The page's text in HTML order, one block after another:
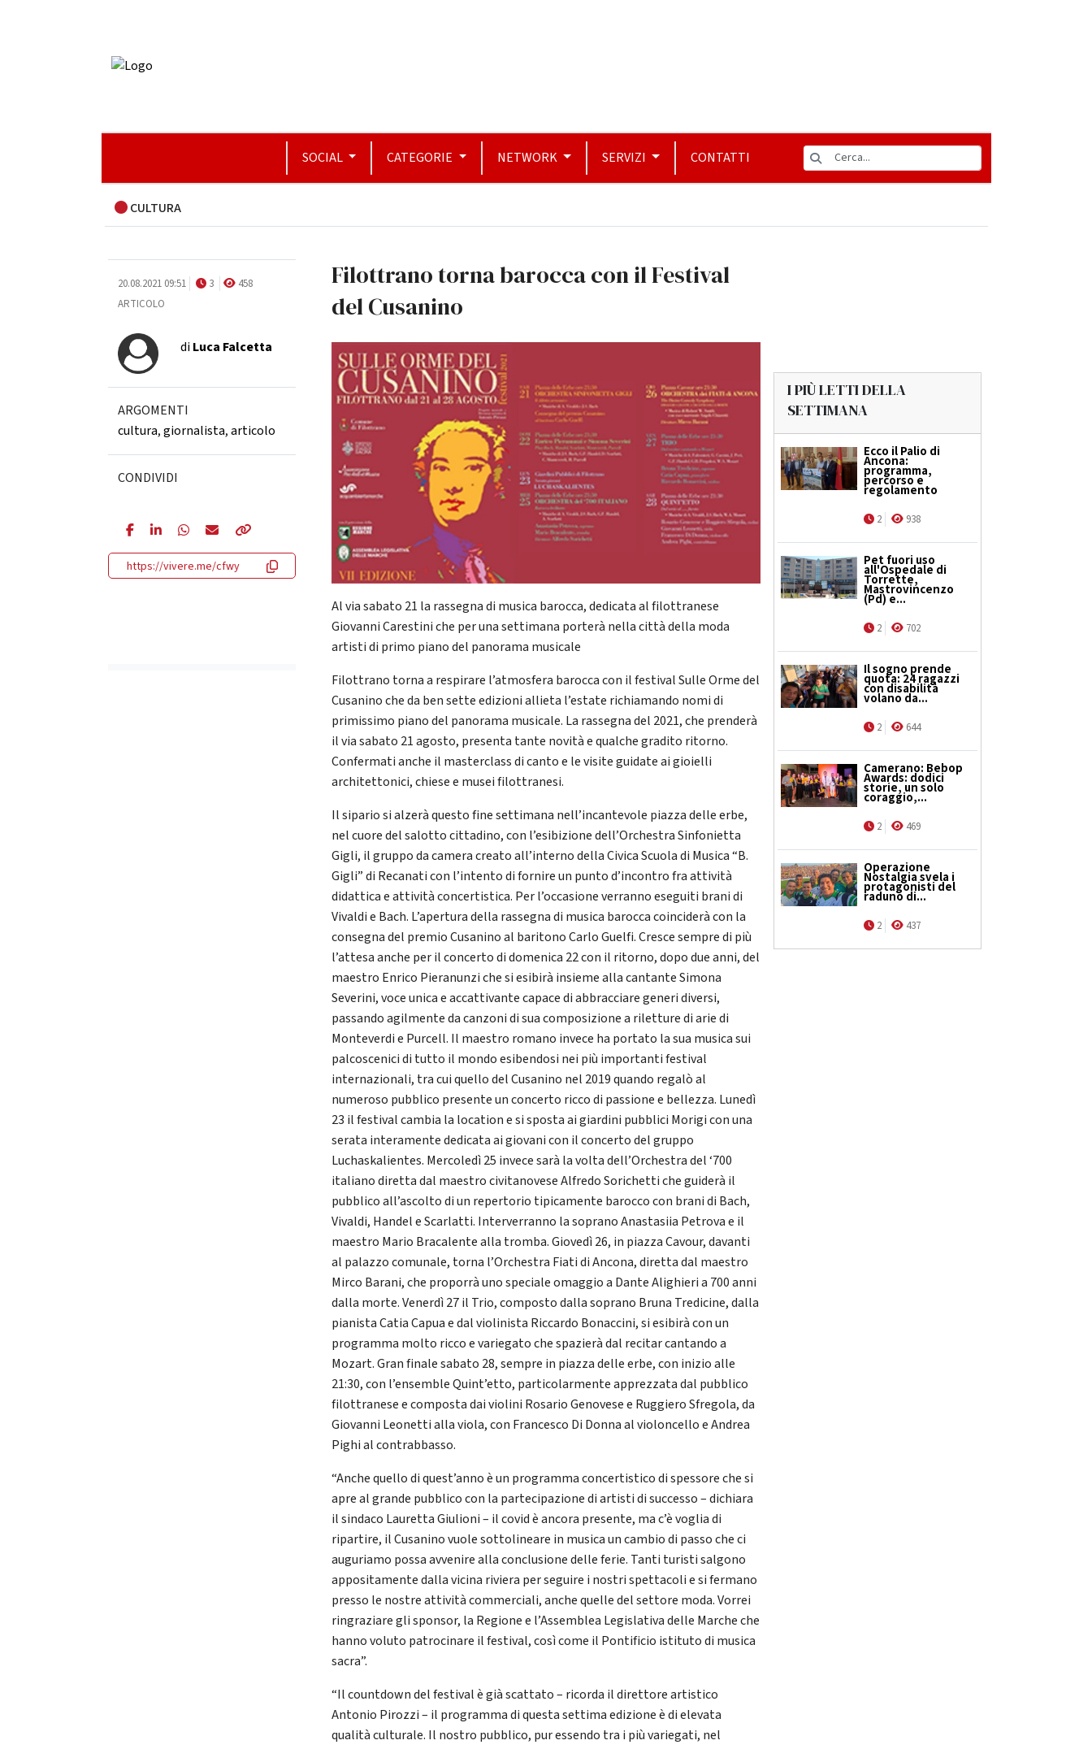
SOCIAL CATEGORIE NETWORK SERVIZI CONTATTI
CULTURA
20.08.2021 09:51 3
458
ARTICOLO
diLuca Falcetta
ARGOMENTI
cultura,giornalista,articolo
CONDIVIDI
https://vivere.me/cfwy
Filottrano torna barocca con il Festival
del Cusanino
Al via sabato 21 la rassegna di musica barocca, dedicata al filottranese
Giovanni Carestini che per una settimana porterà nella città della moda
artisti di primo piano del panorama musicale
Filottrano torna a respirare l’atmosfera barocca con il festival Sulle Orme del
Cusanino che da ben sette edizioni allieta l’estate richiamando nomi di
primissimo piano del panorama musicale. La rassegna del 2021, che prenderà
il via sabato 21 agosto, presenta tante novità e qualche gradito ritorno.
Confermati anche il masterclass di canto e le visite guidate ai gioielli
architettonici, chiese e musei filottranesi.
Il sipario si alzerà questo fine settimana nell’incantevole piazza delle erbe,
nel cuore del salotto cittadino, con l’esibizione dell’Orchestra Sinfonietta
Gigli, il gruppo da camera creato all’interno della Civica Scuola di Musica “B.
Gigli” di Recanati con l’intento di fornire un punto d’incontro fra attività
didattica e attività concertistica. Per l’occasione verranno eseguiti brani di
Vivaldi e Bach. L’apertura della rassegna di musica barocca coinciderà con la
consegna del premio Cusanino al baritono Carlo Guelfi. Cresce sempre di più
l’attesa anche per il concerto di domenica 22 con il ritorno, dopo due anni, del
maestro Enrico Pieranunzi che si esibirà insieme alla cantante Simona
Severini, voce unica e accattivante capace di abbracciare generi diversi,
passando agilmente da canzoni di sua composizione a riletture di arie di
Monteverdi e Purcell. Il maestro romano invece ha portato la sua musica sui
palcoscenici di tutto il mondo esibendosi nei più importanti festival
internazionali, tra cui quello del Cusanino nel 2019 quando regalò al
numeroso pubblico presente un concerto ricco di passione e bellezza. Lunedì
23 il festival cambia la location e si sposta ai giardini pubblici Morigi con una
serata interamente dedicata ai giovani con il concerto del gruppo
Luchaskalientes. Mercoledì 25 invece sarà la volta dell’Orchestra del ‘700
italiano diretta dal maestro civitanovese Alfredo Sorichetti che guiderà il
pubblico all’ascolto di un repertorio tipicamente barocco con brani di Bach,
Vivaldi, Handel e Scarlatti. Interverranno la soprano Anastasiia Petrova e il
maestro Mario Bracalente alla tromba. Giovedì 26, in piazza Cavour, davanti
al palazzo comunale, torna l’Orchestra Fiati di Ancona, diretta dal maestro
Mirco Barani, che proporrà uno speciale omaggio a Dante Alighieri a 700 anni
dalla morte. Venerdì 27 il Trio, composto dalla soprano Bruna Tredicine, dalla
pianista Catia Capua e dal violinista Riccardo Bonaccini, si esibirà con un
programma molto ricco e variegato che spazierà dal recitar cantando a
Mozart. Gran finale sabato 28, sempre in piazza delle erbe, con inizio alle
21:30, con l’ensemble Quint’etto, particolarmente apprezzata dal pubblico
filottranese e composta dai violini Rosario Genovese e Ruggiero Sfregola, da
Giovanni Leonetti alla viola, con Francesco Di Donna al violoncello e Andrea
Pighi al contrabbasso.
“Anche quello di quest’anno è un programma concertistico di spessore che si
apre al grande pubblico con la partecipazione di artisti di successo – dichiara
il sindaco Lauretta Giulioni – il covid è ancora presente, ma c’è voglia di
ripartire, il Cusanino vuole sottolineare in musica un cambio di passo che ci
auguriamo possa avvenire alla conclusione delle ferie. Tanti turisti salgono
appositamente dalla vicina riviera per seguire i nostri spettacoli e si fermano
presso le nostre attività commerciali, anche quelle del settore moda. Vorrei
ringraziare gli sponsor, la Regione e l’Assemblea Legislativa delle Marche che
hanno voluto patrocinare il festival, così come il Pontificio istituto di musica
sacra”.
“Il countdown del festival è già scattato – ricorda il direttore artistico
Antonio Pirozzi – il programma di questa settima edizione è di elevata
qualità culturale. Il nostro pubblico, pur essendo tra i più variegati, nel
I PIÙ LETTI DELLA
SETTIMANA
Ecco il Palio di
Ancona:
programma,
percorso e
regolamento
2 938
Pet fuori uso
all'Ospedale di
Torrette,
Mastrovincenzo
(Pd) e...
2 702
Il sogno prende
quota: 24 ragazzi
con disabilità
volano da...
2 644
Camerano: Bebop
Awards: dodici
storie, un solo
coraggio,...
2 469
Operazione
Nostalgia svela i
protagonisti del
raduno di...
2 437